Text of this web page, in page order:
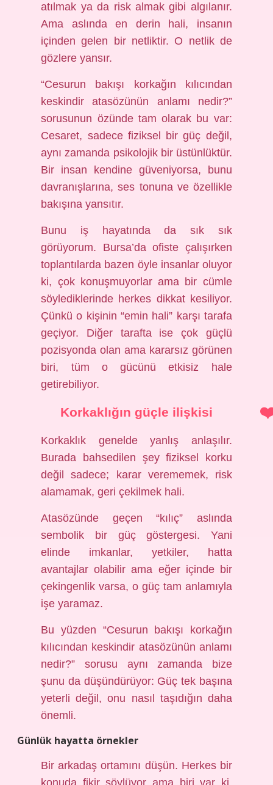
atılmak ya da risk almak gibi algılanır.
Ama aslında en derin hali, insanın
içinden gelen bir netliktir. O netlik de
gözlere yansır.
“Cesurun bakışı korkağın kılıcından
keskindir atasözünün anlamı nedir?”
sorusunun özünde tam olarak bu var:
Cesaret, sadece fiziksel bir güç değil,
aynı zamanda psikolojik bir üstünlüktür.
Bir insan kendine güveniyorsa, bunu
davranışlarına, ses tonuna ve özellikle
bakışına yansıtır.
Bunu iş hayatında da sık sık
görüyorum. Bursa’da ofiste çalışırken
toplantılarda bazen öyle insanlar oluyor
ki, çok konuşmuyorlar ama bir cümle
söylediklerinde herkes dikkat kesiliyor.
Çünkü o kişinin “emin hali” karşı tarafa
geçiyor. Diğer tarafta ise çok güçlü
pozisyonda olan ama kararsız görünen
biri, tüm o gücünü etkisiz hale
getirebiliyor.
Korkaklığın güçle ilişkisi
Korkaklık genelde yanlış anlaşılır.
Burada bahsedilen şey fiziksel korku
değil sadece; karar verememek, risk
alamamak, geri çekilmek hali.
Atasözünde geçen “kılıç” aslında
sembolik bir güç göstergesi. Yani
elinde imkanlar, yetkiler, hatta
avantajlar olabilir ama eğer içinde bir
çekingenlik varsa, o güç tam anlamıyla
işe yaramaz.
Bu yüzden “Cesurun bakışı korkağın
kılıcından keskindir atasözünün anlamı
nedir?” sorusu aynı zamanda bize
şunu da düşündürüyor: Güç tek başına
yeterli değil, onu nasıl taşıdığın daha
önemli.
Günlük hayatta örnekler
Bir arkadaş ortamını düşün. Herkes bir
konuda fikir söylüyor ama biri var ki,